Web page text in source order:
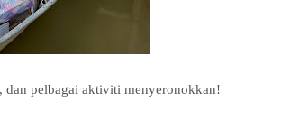
dan pelbagai aktiviti menyeronokkan!